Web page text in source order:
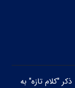
"کلام تازه" به